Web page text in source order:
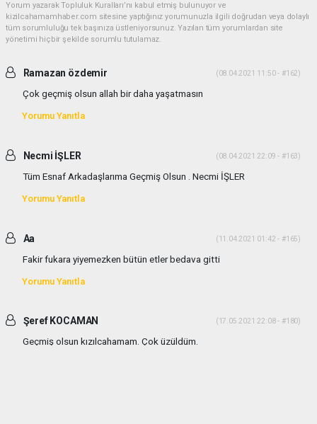
Yorum yazarak Topluluk Kuralları’nı kabul etmiş bulunuyor ve
kizilcahamamhaber.com sitesine yaptığınız yorumunuzla ilgili doğrudan veya dolaylı
tüm sorumluluğu tek başınıza üstleniyorsunuz. Yazılan tüm yorumlardan site
yönetimi hiçbir şekilde sorumlu tutulamaz.
Ramazan özdemir (08.04.2021 11:50 - #162)
Çok geçmiş olsun allah bir daha yaşatmasın
Yorumu Yanıtla
Necmi İŞLER (08.04.2021 22:09 - #163)
Tüm Esnaf Arkadaşlarıma Geçmiş Olsun . Necmi İŞLER
Yorumu Yanıtla
Aa (11.04.2021 01:42 - #165)
Fakir fukara yiyemezken bütün etler bedava gitti
Yorumu Yanıtla
Şeref KOCAMAN (17.05.2021 22:08 - #180)
Geçmiş olsun kızılcahamam. Çok üzüldüm.